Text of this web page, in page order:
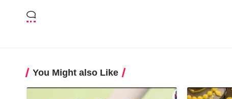
You Might also Like